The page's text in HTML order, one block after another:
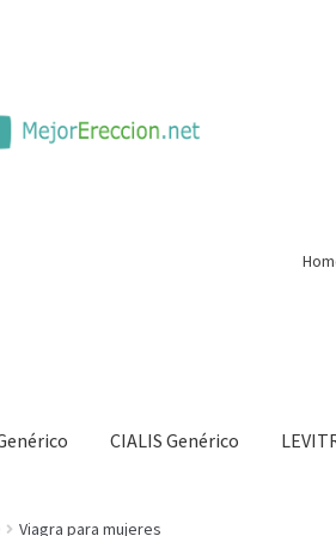
CIALIS Genérico
de la fortuna
Viagra para mujeres